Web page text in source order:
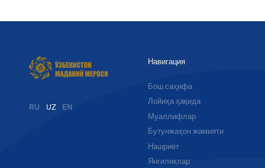
RU UZ EN
Навигация
Бош саҳифа
Лойиҳа ҳақида
Муаллифлар
Бутунжаҳон жамияти
Нашриёт
Янгиликлар